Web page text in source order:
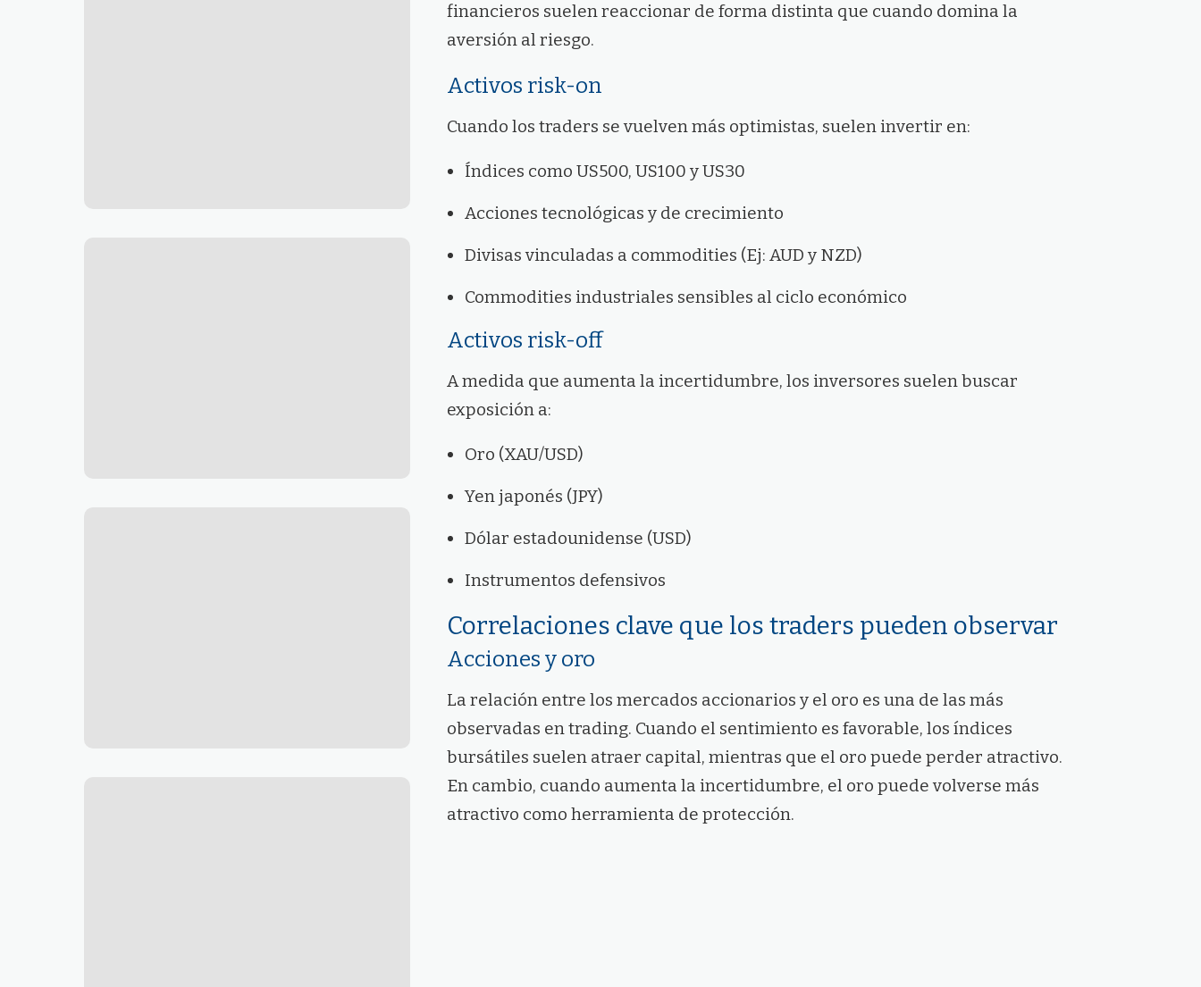
financieros suelen reaccionar de forma distinta que cuando domina la
aversión al riesgo.
Activos risk-on
Cuando los traders se vuelven más optimistas, suelen invertir en:
Índices como US500, US100 y US30
Acciones tecnológicas y de crecimiento
Divisas vinculadas a commodities (Ej: AUD y NZD)
Commodities industriales sensibles al ciclo económico
Activos risk-off
A medida que aumenta la incertidumbre, los inversores suelen buscar
exposición a:
Oro (XAU/USD)
Yen japonés (JPY)
Dólar estadounidense (USD)
Instrumentos defensivos
Correlaciones clave que los traders pueden observar
Acciones y oro
La relación entre los mercados accionarios y el oro es una de las más
observadas en trading. Cuando el sentimiento es favorable, los índices
bursátiles suelen atraer capital, mientras que el oro puede perder atractivo.
En cambio, cuando aumenta la incertidumbre, el oro puede volverse más
atractivo como herramienta de protección.